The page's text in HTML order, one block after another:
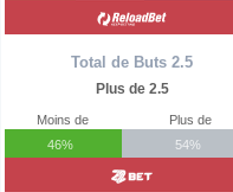
Total de Buts 2.5
Plus de 2.5
Moins de
46%
Plus de
54%